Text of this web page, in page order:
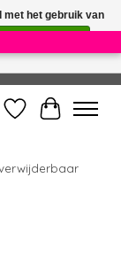
×
€ 49 - Levertijd: 2-5
Verlanglijst
met het gebruik van